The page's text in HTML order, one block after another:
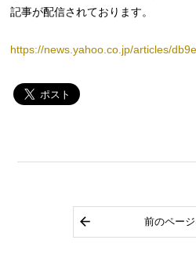
記事が配信されております。
https://news.yahoo.co.jp/articles/
前のペー